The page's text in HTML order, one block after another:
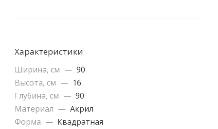
Характеристики
Ширина, см — 90
Высота, см — 16
Глубина, см — 90
Материал — Акрил
Форма — Квадратная